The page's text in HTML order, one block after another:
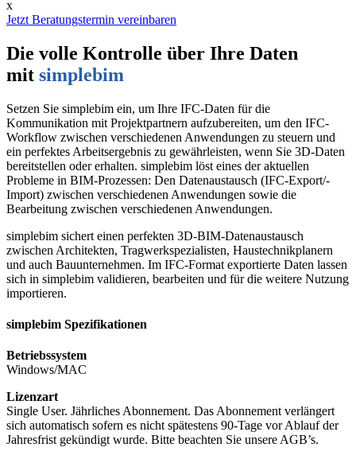
x
Jetzt Beratungstermin vereinbaren
Die volle Kontrolle über Ihre Daten
mit simplebim
Setzen Sie simplebim ein, um Ihre IFC-Daten für die
Kommunikation mit Projektpartnern aufzubereiten, um den IFC-
Workflow zwischen verschiedenen Anwendungen zu steuern und
ein perfektes Arbeitsergebnis zu gewährleisten, wenn Sie 3D-Daten
bereitstellen oder erhalten. simplebim löst eines der aktuellen
Probleme in BIM-Prozessen: Den Datenaustausch (IFC-Export/-
Import) zwischen verschiedenen Anwendungen sowie die
Bearbeitung zwischen verschiedenen Anwendungen.
simplebim sichert einen perfekten 3D-BIM-Datenaustausch
zwischen Architekten, Tragwerkspezialisten, Haustechnikplanern
und auch Bauunternehmen. Im IFC-Format exportierte Daten lassen
sich in simplebim validieren, bearbeiten und für die weitere Nutzung
importieren.
simplebim Spezifikationen
Betriebssystem
Windows/MAC
Lizenzart
Single User. Jährliches Abonnement. Das Abonnement verlängert
sich automatisch sofern es nicht spätestens 90-Tage vor Ablauf der
Jahresfrist gekündigt wurde. Bitte beachten Sie unsere AGB’s.